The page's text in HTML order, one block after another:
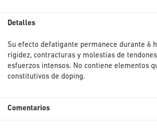
Detalles
Su efecto defatigante permanece durante 6
rigidez, contracturas y molestias de
esfuerzos intensos. No contiene elementos
constitutivos de doping.
Comentarios